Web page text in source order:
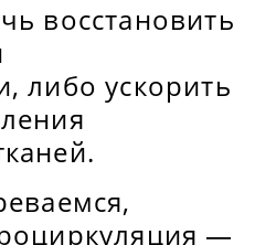
восстановить
либо ускорить
—